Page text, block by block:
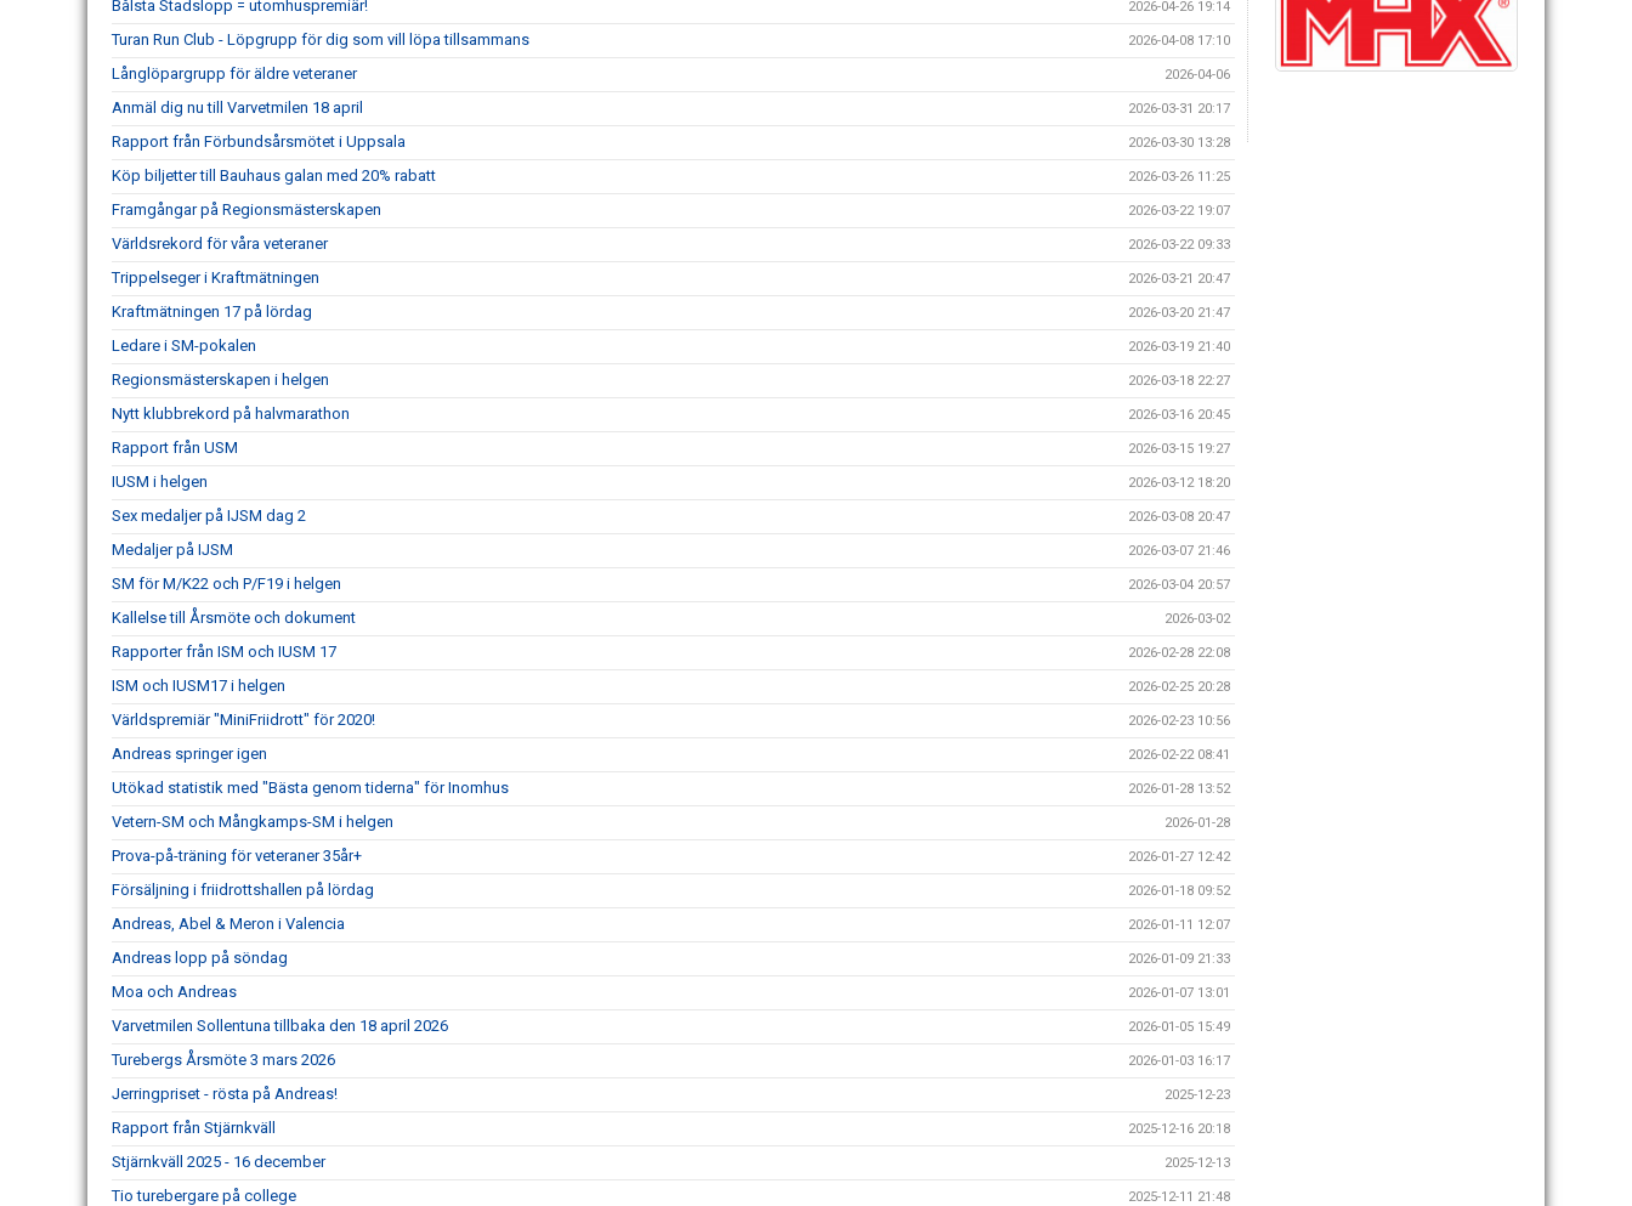
Bålsta Stadslopp = utomhuspremiär! 2026-04-26 19:14
Turan Run Club - Löpgrupp för dig som vill löpa tillsammans 2026-04-08 17:10
Långlöpargrupp för äldre veteraner 2026-04-06
Anmäl dig nu till Varvetmilen 18 april 2026-03-31 20:17
Rapport från Förbundsårsmötet i Uppsala 2026-03-30 13:28
Köp biljetter till Bauhaus galan med 20% rabatt 2026-03-26 11:25
Framgångar på Regionsmästerskapen 2026-03-22 19:07
Världsrekord för våra veteraner 2026-03-22 09:33
Trippelseger i Kraftmätningen 2026-03-21 20:47
Kraftmätningen 17 på lördag 2026-03-20 21:47
Ledare i SM-pokalen 2026-03-19 21:40
Regionsmästerskapen i helgen 2026-03-18 22:27
Nytt klubbrekord på halvmarathon 2026-03-16 20:45
Rapport från USM 2026-03-15 19:27
IUSM i helgen 2026-03-12 18:20
Sex medaljer på IJSM dag 2 2026-03-08 20:47
Medaljer på IJSM 2026-03-07 21:46
SM för M/K22 och P/F19 i helgen 2026-03-04 20:57
Kallelse till Årsmöte och dokument 2026-03-02
Rapporter från ISM och IUSM 17 2026-02-28 22:08
ISM och IUSM17 i helgen 2026-02-25 20:28
Världspremiär "MiniFriidrott" för 2020! 2026-02-23 10:56
Andreas springer igen 2026-02-22 08:41
Utökad statistik med "Bästa genom tiderna" för Inomhus 2026-01-28 13:52
Vetern-SM och Mångkamps-SM i helgen 2026-01-28
Prova-på-träning för veteraner 35år+ 2026-01-27 12:42
Försäljning i friidrottshallen på lördag 2026-01-18 09:52
Andreas, Abel & Meron i Valencia 2026-01-11 12:07
Andreas lopp på söndag 2026-01-09 21:33
Moa och Andreas 2026-01-07 13:01
Varvetmilen Sollentuna tillbaka den 18 april 2026 2026-01-05 15:49
Turebergs Årsmöte 3 mars 2026 2026-01-03 16:17
Jerringpriset - rösta på Andreas! 2025-12-23
Rapport från Stjärnkväll 2025-12-16 20:18
Stjärnkväll 2025 - 16 december 2025-12-13
Tio turebergare på college 2025-12-11 21:48